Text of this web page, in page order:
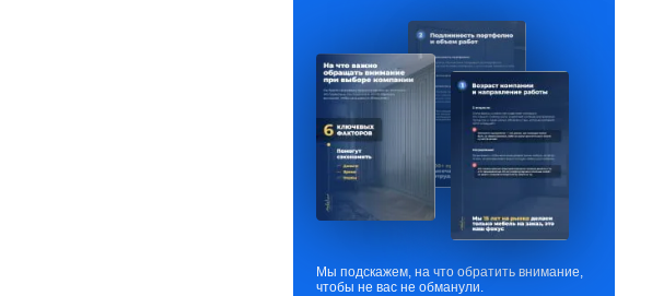
Мы подскажем, на что обратить внимание,
чтобы не вас не обманули.